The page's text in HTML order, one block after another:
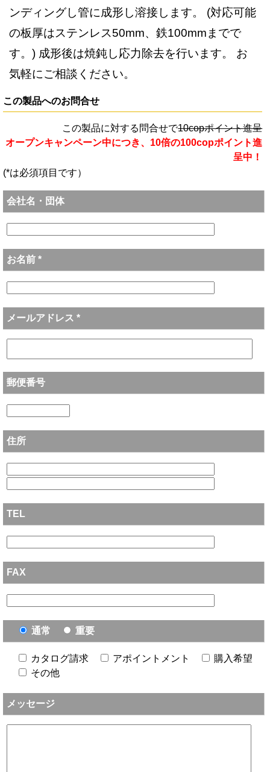
ンディングし管に成形し溶接します。 (対応可能
の板厚はステンレス50mm、鉄100mmまでで
す。) 成形後は焼鈍し応力除去を行います。 お
気軽にご相談ください。
この製品へのお問合せ
この製品に対する問合せで10copポイント進呈
オープンキャンペーン中につき、10倍の100copポイント進
呈中！
(*は必須項目です）
会社名・団体
お名前 *
メールアドレス *
郵便番号
住所
TEL
FAX
通常 重要
カタログ請求 アポイントメント
購入希望
その他
メッセージ